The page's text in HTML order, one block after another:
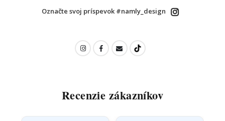
Označte svoj príspevok #namly_design
Recenzie zákazníkov